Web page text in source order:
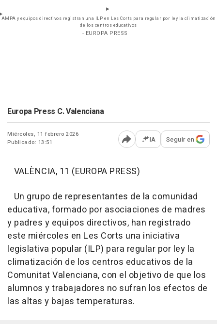
AMPA y equipos directivos registran una ILP en Les Corts para regular por ley la climatización
de los centros educativos
- EUROPA PRESS
Europa Press C. Valenciana
Miércoles, 11 febrero 2026
Publicado: 13:51
Abrir opciones para
IA Seguir en
VALÈNCIA, 11 (EUROPA PRESS)
Un grupo de representantes de la comunidad
educativa, formado por asociaciones de madres
y padres y equipos directivos, han registrado
este miércoles en Les Corts una iniciativa
legislativa popular (ILP) para regular por ley la
climatización de los centros educativos de la
Comunitat Valenciana, con el objetivo de que los
alumnos y trabajadores no sufran los efectos de
las altas y bajas temperaturas.